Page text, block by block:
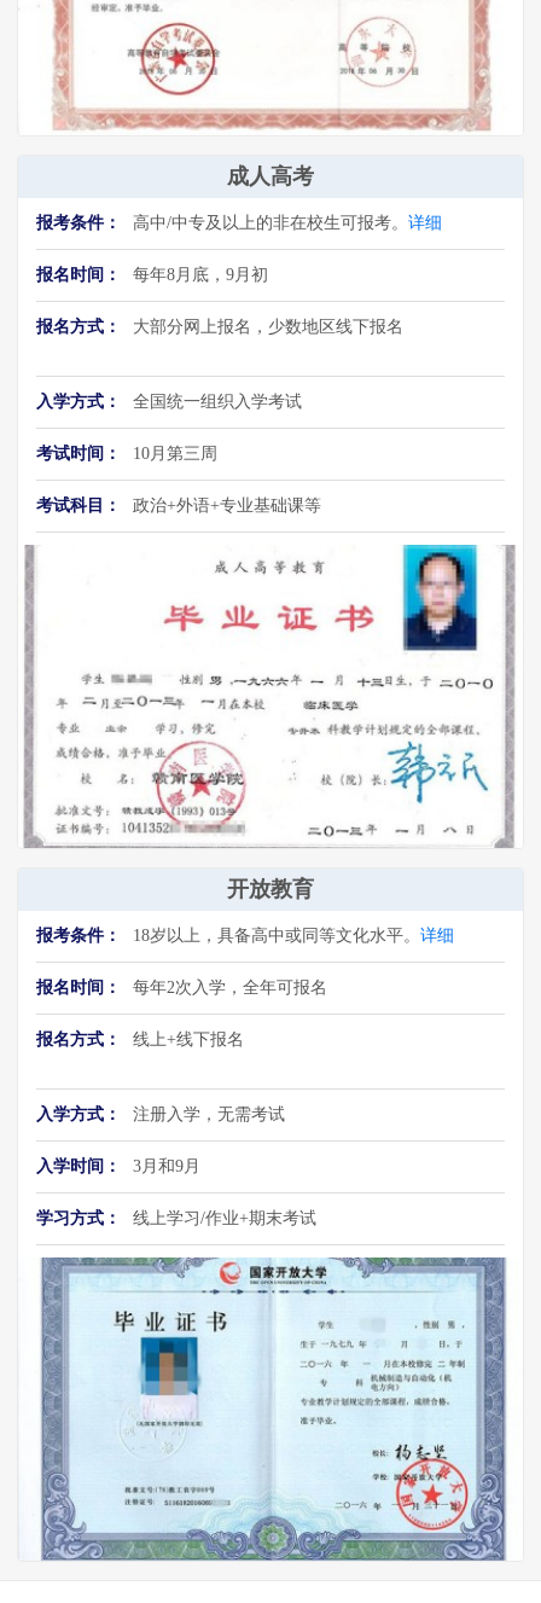
成人高考
报考条件： 高中/中专及以上的非在校生可报考。 详细
报名时间： 每年8月底，9月初
报名方式： 大部分网上报名，少数地区线下报名
入学方式： 全国统一组织入学考试
考试时间： 10月第三周
考试科目： 政治+外语+专业基础课等
开放教育
报考条件： 18岁以上，具备高中或同等文化水平。 详细
报名时间： 每年2次入学，全年可报名
报名方式： 线上+线下报名
入学方式： 注册入学，无需考试
入学时间： 3月和9月
学习方式： 线上学习/作业+期末考试